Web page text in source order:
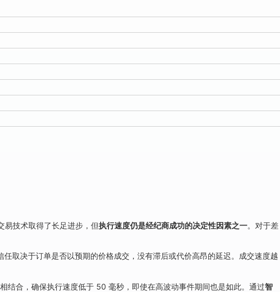
技术取得了长足进步，但执行速度仍是经纪商成功的决定性因素之一。对于差
取决于订单是否以预期的价格成交，没有滞后或代价高昂的延迟。成交速度越
相结合，确保执行速度低于 50 毫秒 ，即使在高波动事件期间也是如此。通过智